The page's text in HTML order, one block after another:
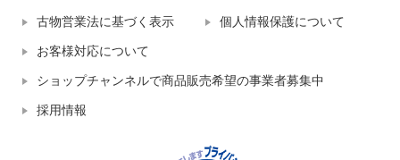
古物営業法に基づく表示 個人情報保護について
お客様対応について
ショップチャンネルで商品販売希望の事業者募集中
採用情報